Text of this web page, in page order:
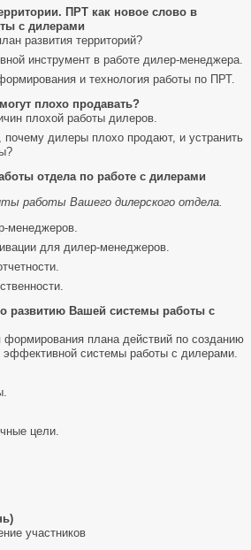
ПРТ как новое слово в
с дилерами
развития территорий?
инструмент в работе дилер-менеджера.
и технология работы по ПРТ.
плохо продавать?
плохой работы дилеров.
почему дилеры плохо продают, и устранить
отдела по работе с дилерами
работы Вашего дилерского отдела.
менеджеров.
для дилер-менеджеров.
развитию Вашей системы работы с
формирования плана действий по созданию
эффективной системы работы с дилерами.
цели.
участников